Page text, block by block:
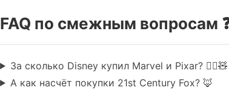
FAQ по смежным вопросам
За сколько Disney купил Marvel и Pixar? 🦸‍♂️🧸
А как насчёт покупки 21st Century Fox? 🦊